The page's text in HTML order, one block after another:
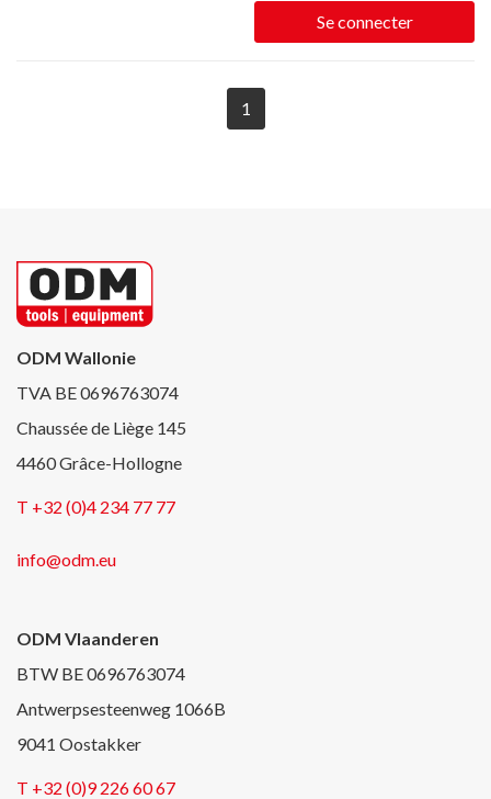
Se connecter
1
ODM Wallonie
TVA BE 0696763074
Chaussée de Liège 145
4460 Grâce-Hollogne
T +32 (0)4 234 77 77
info@odm.eu
ODM Vlaanderen
BTW BE 0696763074
Antwerpsesteenweg 1066B
9041 Oostakker
T +32 (0)9 226 60 67